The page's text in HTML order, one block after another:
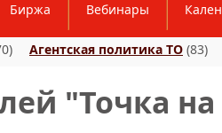
Биржа Вебинары
Агентская политика ТО (83)
"Точка